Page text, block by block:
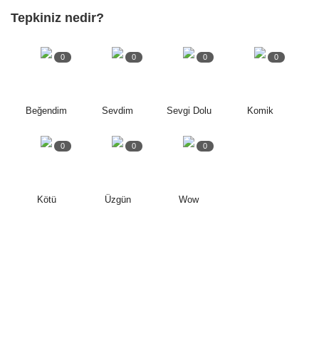
Tepkiniz nedir?
0
Beğendim
0
Sevdim
0
Sevgi Dolu
0
Komik
0
Kötü
0
Üzgün
0
Wow